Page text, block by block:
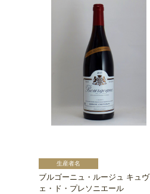
ブルゴーニュ・ルージュ キュヴ
ェ・ド・プレソニエール